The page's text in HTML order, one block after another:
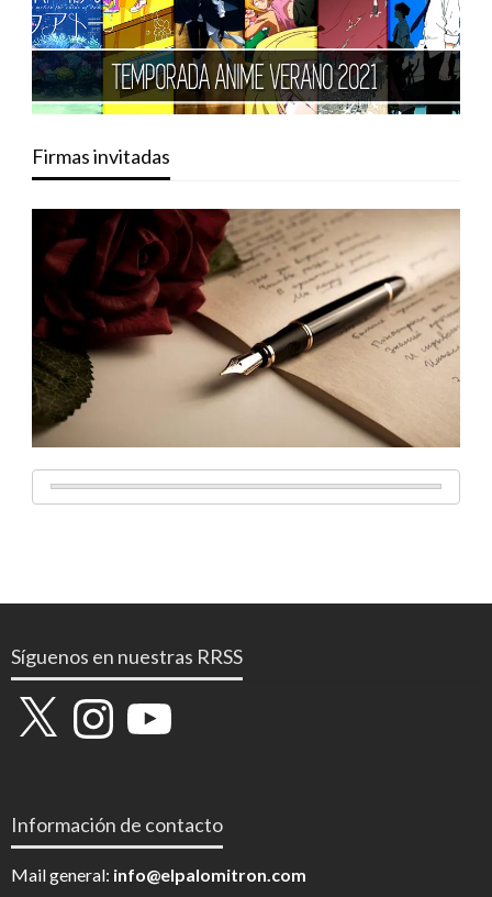
Firmas invitadas
Síguenos en nuestras RRSS
X InstagramYouTube
Información de contacto
Mail general: info@elpalomitron.com